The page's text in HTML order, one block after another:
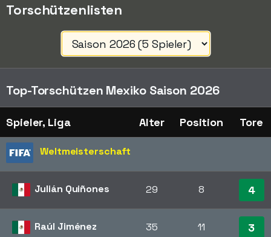
Torschützenlisten
Top-Torschützen Mexiko Saison 2026
Spieler, Liga Alter Position Tore
Weltmeisterschaft
Julián Quiñones 29 8 4
Raúl Jiménez 35 11 3